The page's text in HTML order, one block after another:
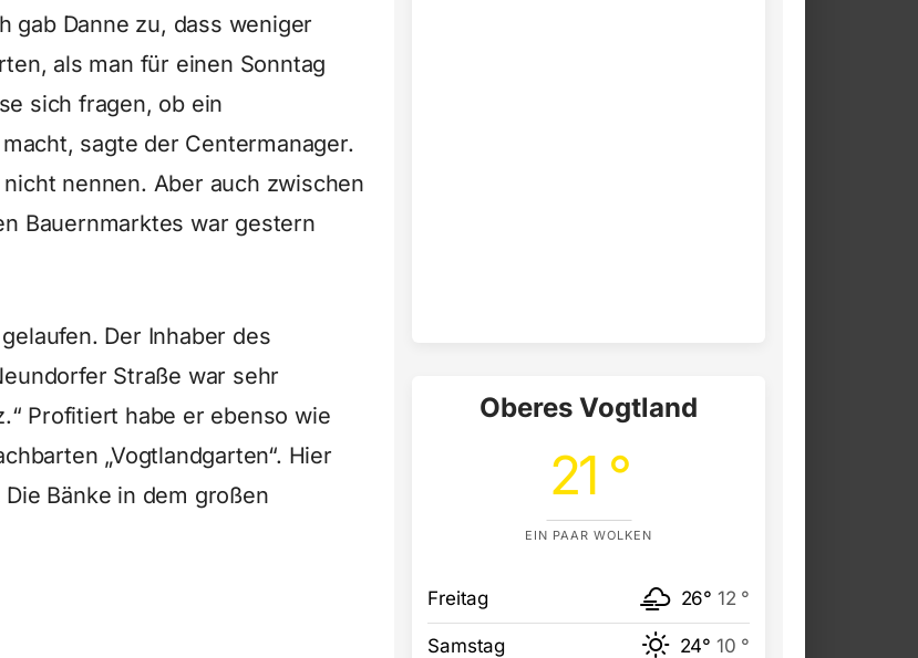
gab Danne zu, dass weniger
als man für einen Sonntag
sich fragen, ob ein
sagte der Centermanager.
nennen. Aber auch zwischen
Bauernmarktes war gestern
Der Inhaber des
Straße war sehr
Profitiert habe er ebenso wie
„Vogtlandgarten“. Hier
Bänke in dem großen
Oberes Vogtland
21 °
EIN PAAR WOLKEN
Freitag 26° 12 °
Samstag 24° 10 °